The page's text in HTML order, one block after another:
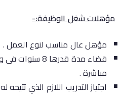
مؤهلات شغل الوظيفة:-
مؤهل عال مناسب لنوع العمل .
قضاء مدة قدرها
مباشرة .
اجتياز التدريب اللازم الذي تتيحه